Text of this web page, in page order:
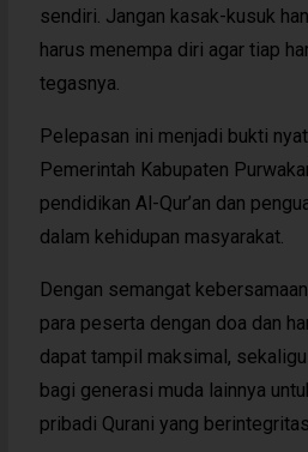
sendiri. Jangan kasak-kusuk
harus menempa diri agar tiap
tegasnya.
Pelepasan ini menjadi bukti
Pemerintah Kabupaten
pendidikan Al-Qur’an dan
dalam kehidupan masyarakat.
Dengan semangat
para peserta dengan doa dan
dapat tampil maksimal,
bagi generasi muda lainnya
pribadi Qurani yang